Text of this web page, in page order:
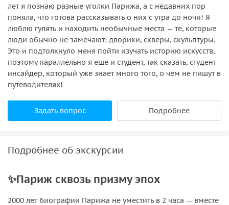
лет я познаю разные уголки Парижа, а с недавних пор
поняла, что готова рассказывать о них с утра до ночи! Я
люблю гулять и находить необычные места — те, которые
люди обычно не замечают: дворики, скверы, скульптуры.
Это и подтолкнуло меня пойти изучать историю искусств,
поэтому параллельно я еще и студент, так сказать, студент-
инсайдер, который уже знает много того, о чем не пишут в
путеводителях!
Задать вопрос Подробнее
Подробнее об экскурсии
✨Париж сквозь призму эпох
2000 лет биографии Парижа не уместить в 2 часа — вместе